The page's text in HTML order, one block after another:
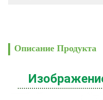
Описание Продукта